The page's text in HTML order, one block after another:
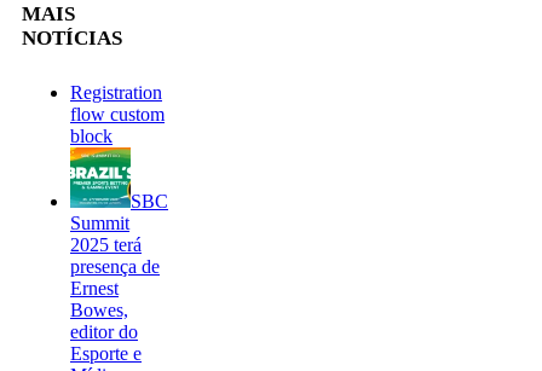
MAIS
NOTÍCIAS
Registration
flow custom
block
SBC
Summit
2025 terá
presença de
Ernest
Bowes,
editor do
Esporte e